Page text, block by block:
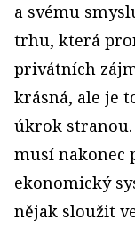
a svému
trhu, která
privátních
krásná, ale je
úkrok
musí nakonec
ekonomický
nějak sloužit